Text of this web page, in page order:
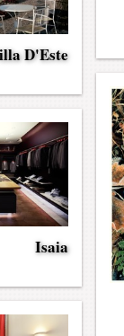
D'Este
Isaia